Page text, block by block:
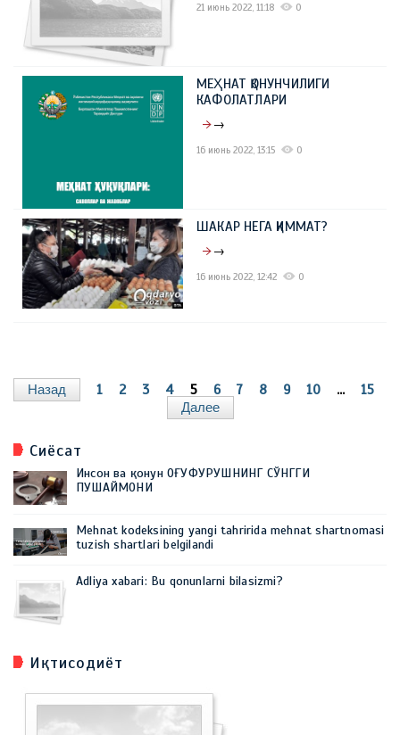
21 июнь 2022, 11:18 0
МЕҲНАТ ҚОНУНЧИЛИГИ
КАФОЛАТЛАРИ
→
16 июнь 2022, 13:15 0
ШАКАР НЕГА ҚИММАТ?
→
16 июнь 2022, 12:42 0
Назад 1 2 3 4 5 6 7 8 9 10 ... 15
Далее
Сиёсат
Инсон ва қонун ОҒУФУРУШНИНГ СЎНГГИ
ПУШАЙМОНИ
Mehnat kodeksining yangi tahririda mehnat shartnomasi
tuzish shartlari belgilandi
Adliya xabari: Bu qonunlarni bilasizmi?
Иқтисодиёт